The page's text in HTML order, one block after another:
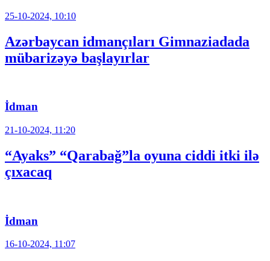
25-10-2024, 10:10
Azərbaycan idmançıları Gimnaziadada
mübarizəyə başlayırlar
İdman
21-10-2024, 11:20
“Ayaks” “Qarabağ”la oyuna ciddi itki ilə
çıxacaq
İdman
16-10-2024, 11:07